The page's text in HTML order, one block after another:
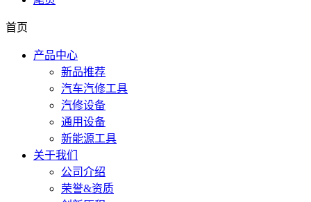
首页
产品中心
新品推荐
汽车汽修工具
汽修设备
通用设备
新能源工具
关于我们
公司介绍
荣誉&资质